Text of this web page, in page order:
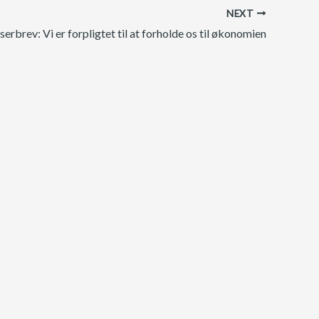
NEXT
Vi er forpligtet til at forholde os til økonomien